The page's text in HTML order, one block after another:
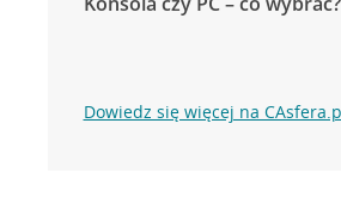
Dowiedz się więcej na